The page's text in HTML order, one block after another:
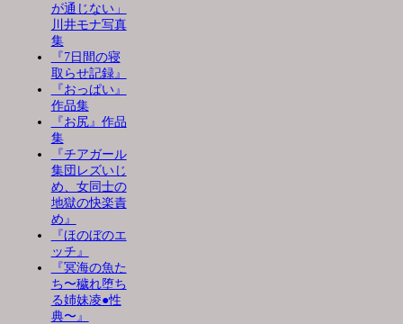
が通じない」
川井モナ写真
集
『7日間の寝
取らせ記録』
『おっぱい』
作品集
『お尻』作品
集
『チアガール
集団レズいじ
め、女同士の
地獄の快楽責
め』
『ほのぼのエ
ッチ』
『冥海の魚た
ち〜穢れ堕ち
る姉妹凌●性
典〜』